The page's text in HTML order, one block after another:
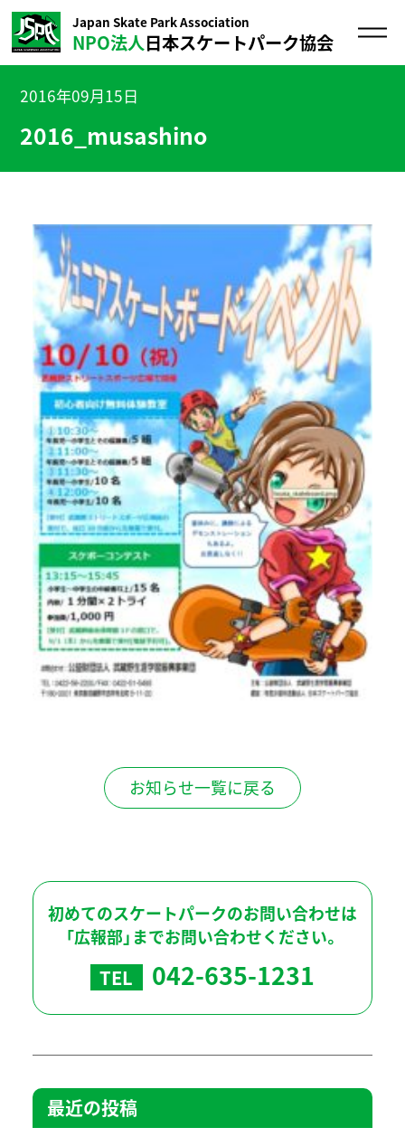
Japan Skate Park Association
NPO法人日本スケートパーク協会
2016年09月15日
2016_musashino
お知らせ一覧に戻る
初めてのスケートパークのお問い合わせは
「広報部」までお問い合わせください。
TEL 042-635-1231
最近の投稿